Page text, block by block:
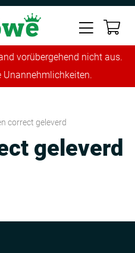
vorübergehend nicht aus.
Unannehmlichkeiten.
correct geleverd
geleverd